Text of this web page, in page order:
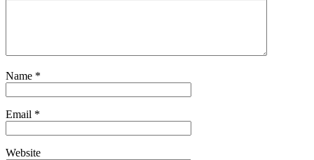
Name *
Email *
Website